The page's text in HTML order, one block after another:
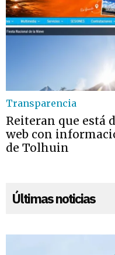
Transparencia
Reiteran que está
web con
de Tolhuin
Últimas noticias